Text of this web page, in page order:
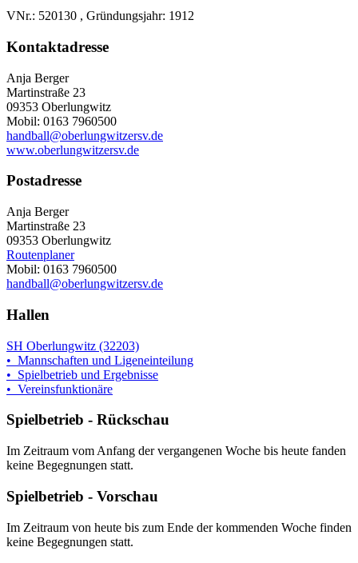
VNr.: 520130 , Gründungsjahr: 1912
Kontaktadresse
Anja Berger
Martinstraße 23
09353 Oberlungwitz
Mobil: 0163 7960500
handball@oberlungwitzersv.de
www.oberlungwitzersv.de
Postadresse
Anja Berger
Martinstraße 23
09353 Oberlungwitz
Routenplaner
Mobil: 0163 7960500
handball@oberlungwitzersv.de
Hallen
SH Oberlungwitz (32203)
• Mannschaften und Ligeneinteilung
• Spielbetrieb und Ergebnisse
• Vereinsfunktionäre
Spielbetrieb - Rückschau
Im Zeitraum vom Anfang der vergangenen Woche bis heute fanden
keine Begegnungen statt.
Spielbetrieb - Vorschau
Im Zeitraum von heute bis zum Ende der kommenden Woche finden
keine Begegnungen statt.